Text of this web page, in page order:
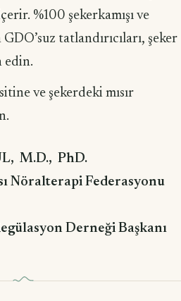
%100 şekerkamışı ve
tatlandırıcıları, şeker
edin.
ve şekerdeki mısır
M.D., PhD.
Nöralterapi Federasyonu
Derneği Başkanı